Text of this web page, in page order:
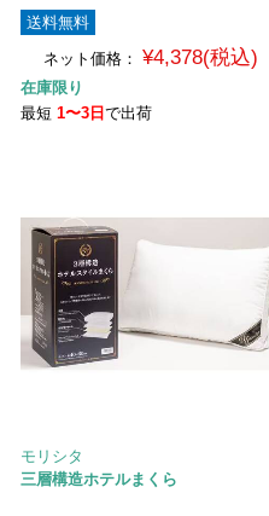
送料無料
ネット価格：
¥4,378(税込)
在庫限り
最短1〜3日で出荷
モリシタ
三層構造ホテルまくら